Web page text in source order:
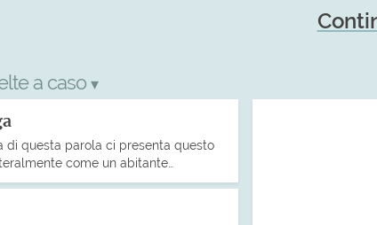
a caso ▾
di questa parola ci presenta questo
come un abitante…